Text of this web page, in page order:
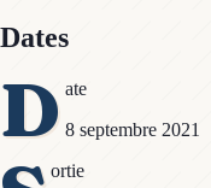
Dates
D ate
8 septembre 2021
ortie